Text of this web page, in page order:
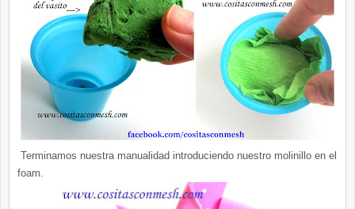
Terminamos nuestra manualidad introduciendo nuestro molinillo en el
foam.